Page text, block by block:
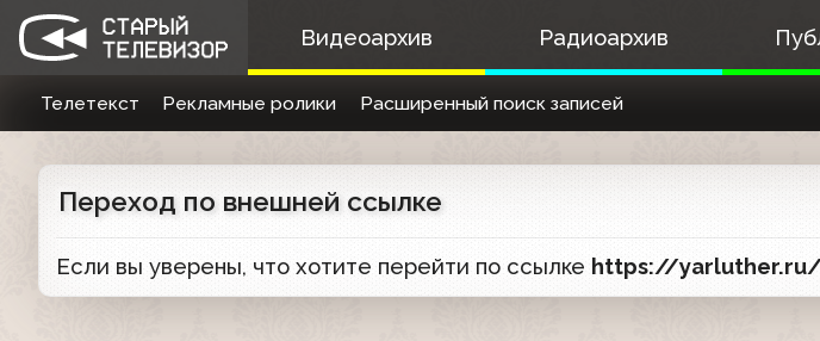
Видеоархив Радиоархив
Телетекст Рекламные ролики Расширенный поиск записей
Переход по внешней ссылке
Если вы уверены, что хотите перейти по ссылке https://